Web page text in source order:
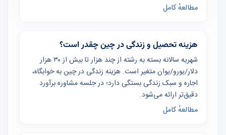
مطالعهٔ کامل
هزینه تحصیل و زندگی در چین چقدر است؟
شهریه سالانه بسته به رشته از چند هزار تا بیش از ۳۰ هزار
دلار/یورو/یوان متغیر است. هزینه زندگی در چین به خوابگاه،
اجاره و سبک زندگی بستگی دارد؛ در جلسه مشاوره برآورد
دقیق‌تر ارائه می‌شود.
مطالعهٔ کامل